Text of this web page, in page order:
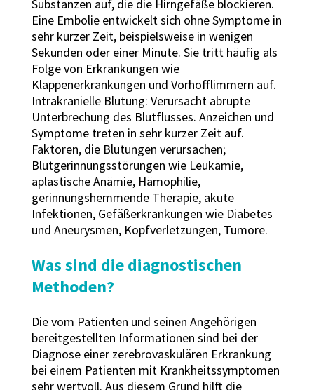
Substanzen auf, die die Hirngefäße blockieren.
Eine Embolie entwickelt sich ohne Symptome in
sehr kurzer Zeit, beispielsweise in wenigen
Sekunden oder einer Minute. Sie tritt häufig als
Folge von Erkrankungen wie
Klappenerkrankungen und Vorhofflimmern auf.
Intrakranielle Blutung: Verursacht abrupte
Unterbrechung des Blutflusses. Anzeichen und
Symptome treten in sehr kurzer Zeit auf.
Faktoren, die Blutungen verursachen;
Blutgerinnungsstörungen wie Leukämie,
aplastische Anämie, Hämophilie,
gerinnungshemmende Therapie, akute
Infektionen, Gefäßerkrankungen wie Diabetes
und Aneurysmen, Kopfverletzungen, Tumore.
Was sind die diagnostischen
Methoden?
Die vom Patienten und seinen Angehörigen
bereitgestellten Informationen sind bei der
Diagnose einer zerebrovaskulären Erkrankung
bei einem Patienten mit Krankheitssymptomen
sehr wertvoll. Aus diesem Grund hilft die